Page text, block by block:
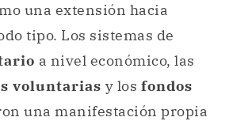
una extensión hacia
tipo. Los sistemas de
a nivel económico, las
voluntarias y los fondos
una manifestación propia